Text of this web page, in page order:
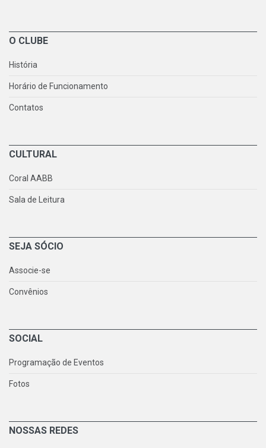
O CLUBE
História
Horário de Funcionamento
Contatos
CULTURAL
Coral AABB
Sala de Leitura
SEJA SÓCIO
Associe-se
Convênios
SOCIAL
Programação de Eventos
Fotos
NOSSAS REDES